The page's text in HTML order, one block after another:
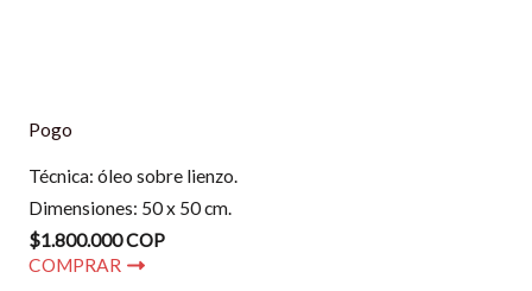
Pogo
Técnica: óleo sobre lienzo.
Dimensiones: 50 x 50 cm.
$1.800.000 COP
COMPRAR